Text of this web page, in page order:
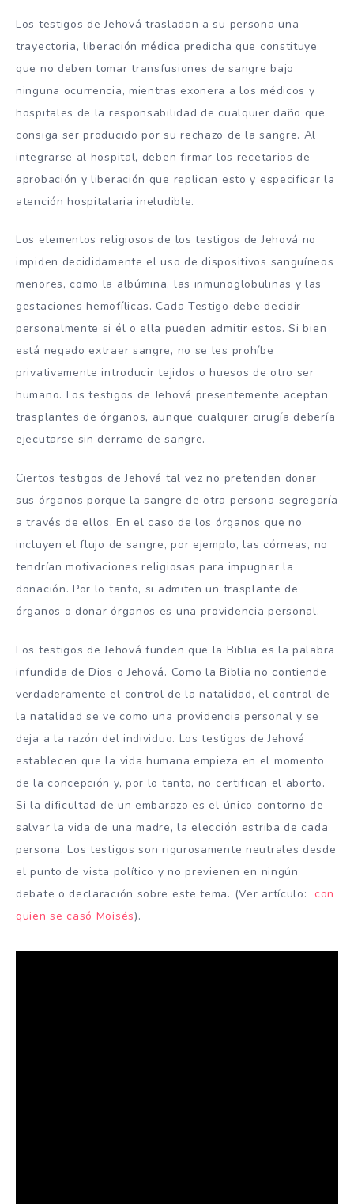
Los testigos de Jehová trasladan a su persona una
trayectoria, liberación médica predicha que constituye
que no deben tomar transfusiones de sangre bajo
ninguna ocurrencia, mientras exonera a los médicos y
hospitales de la responsabilidad de cualquier daño que
consiga ser producido por su rechazo de la sangre. Al
integrarse al hospital, deben firmar los recetarios de
aprobación y liberación que replican esto y especificar la
atención hospitalaria ineludible.
Los elementos religiosos de los testigos de Jehová no
impiden decididamente el uso de dispositivos sanguíneos
menores, como la albúmina, las inmunoglobulinas y las
gestaciones hemofílicas. Cada Testigo debe decidir
personalmente si él o ella pueden admitir estos. Si bien
está negado extraer sangre, no se les prohíbe
privativamente introducir tejidos o huesos de otro ser
humano. Los testigos de Jehová presentemente aceptan
trasplantes de órganos, aunque cualquier cirugía debería
ejecutarse sin derrame de sangre.
Ciertos testigos de Jehová tal vez no pretendan donar
sus órganos porque la sangre de otra persona segregaría
a través de ellos. En el caso de los órganos que no
incluyen el flujo de sangre, por ejemplo, las córneas, no
tendrían motivaciones religiosas para impugnar la
donación. Por lo tanto, si admiten un trasplante de
órganos o donar órganos es una providencia personal.
Los testigos de Jehová funden que la Biblia es la palabra
infundida de Dios o Jehová. Como la Biblia no contiende
verdaderamente el control de la natalidad, el control de
la natalidad se ve como una providencia personal y se
deja a la razón del individuo. Los testigos de Jehová
establecen que la vida humana empieza en el momento
de la concepción y, por lo tanto, no certifican el aborto.
Si la dificultad de un embarazo es el único contorno de
salvar la vida de una madre, la elección estriba de cada
persona. Los testigos son rigurosamente neutrales desde
el punto de vista político y no previenen en ningún
debate o declaración sobre este tema. (Ver artículo: con
quien se casó Moisés).